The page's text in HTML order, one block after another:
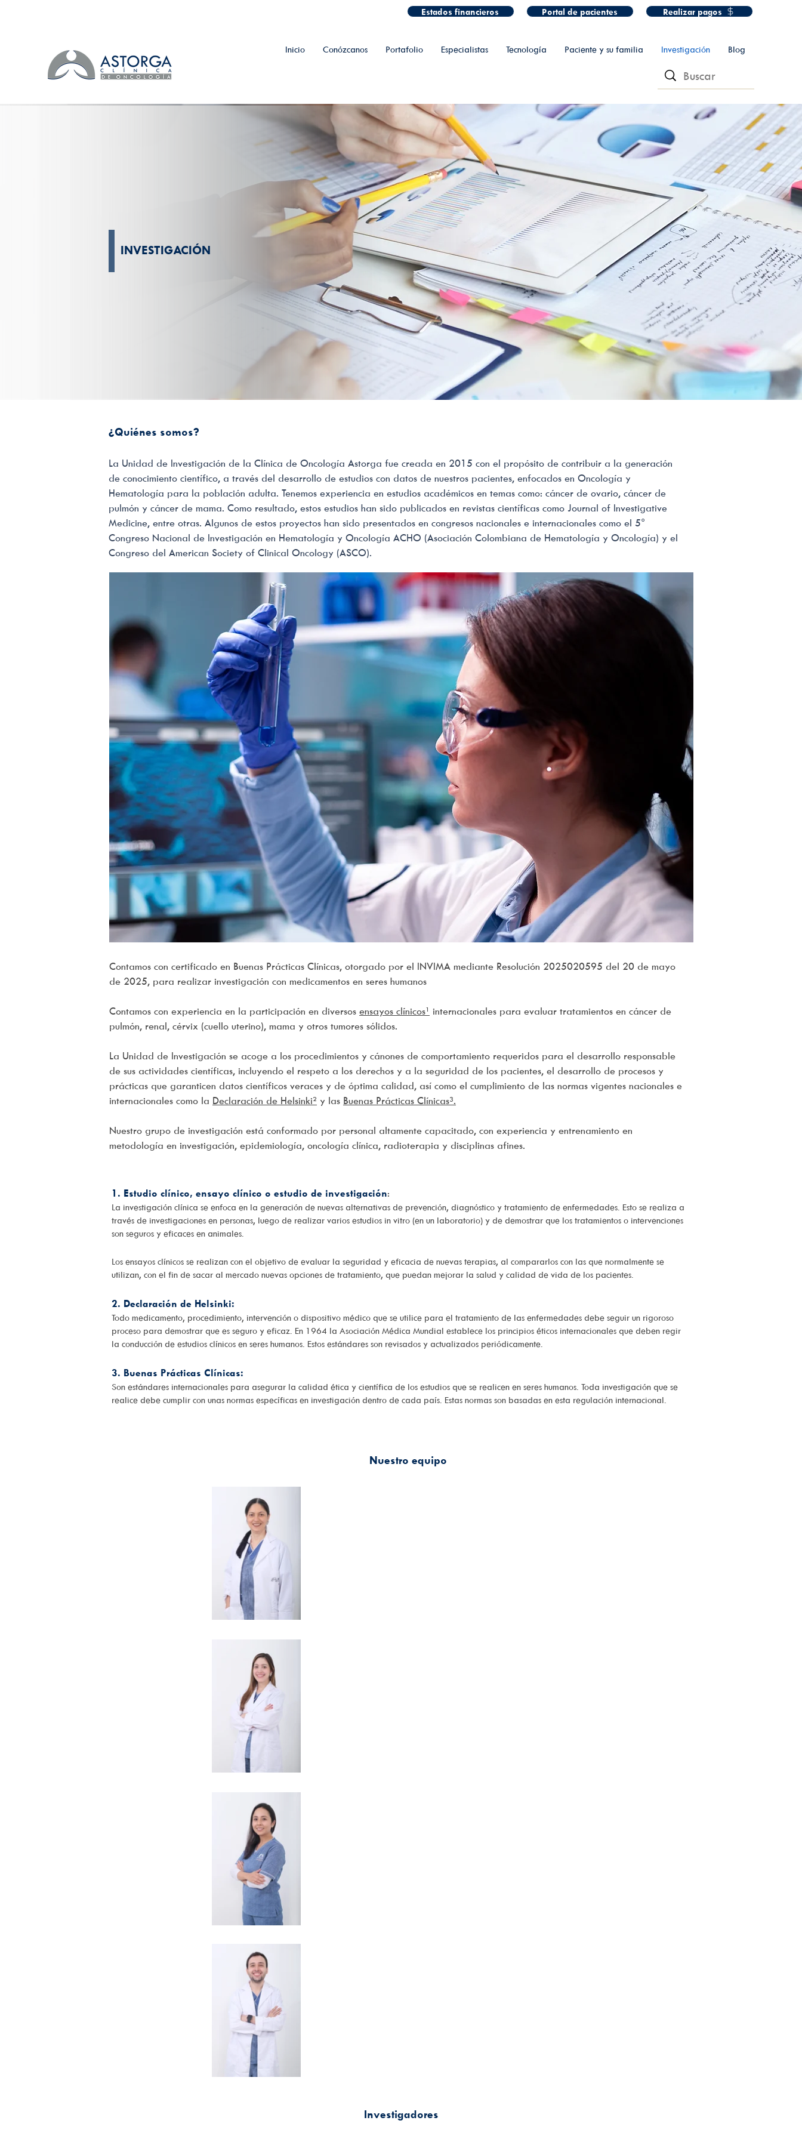
Estados financieros Portal de pacientes Realizar pagos
Inicio Conózcanos Portafolio Especialistas Tecnología Paciente y su familia Investigación Blog
INVESTIGACIÓN
¿Quiénes somos?
La Unidad de Investigación de la Clínica de Oncología Astorga fue creada en 2015 con el propósito de contribuir a la generación
de conocimiento científico, a través del desarrollo de estudios con datos de nuestros pacientes, enfocados en Oncología y
Hematología para la población adulta. Tenemos experiencia en estudios académicos en temas como: cáncer de ovario, cáncer de
pulmón y cáncer de mama. Como resultado, estos estudios han sido publicados en revistas científicas como Journal of Investigative
Medicine, entre otras. Algunos de estos proyectos han sido presentados en congresos nacionales e internacionales como el 5°
Congreso Nacional de Investigación en Hematología y Oncología ACHO (Asociación Colombiana de Hematología y Oncología) y el
Congreso del American Society of Clinical Oncology (ASCO).
Contamos con certificado en Buenas Prácticas Clínicas, otorgado por el INVIMA mediante Resolución 2025020595 del 20 de mayo
de 2025, para realizar investigación con medicamentos en seres humanos
Contamos con experiencia en la participación en diversos ensayos clínicos¹ internacionales para evaluar tratamientos en cáncer de
pulmón, renal, cérvix (cuello uterino), mama y otros tumores sólidos.
La Unidad de Investigación se acoge a los procedimientos y cánones de comportamiento requeridos para el desarrollo responsable
de sus actividades científicas, incluyendo el respeto a los derechos y a la seguridad de los pacientes, el desarrollo de procesos y
prácticas que garanticen datos científicos veraces y de óptima calidad, así como el cumplimiento de las normas vigentes nacionales e
internacionales como la Declaración de Helsinki² y las Buenas Prácticas Clínicas³.
Nuestro grupo de investigación está conformado por personal altamente capacitado, con experiencia y entrenamiento en
metodología en investigación, epidemiología, oncología clínica, radioterapia y disciplinas afines.
1. Estudio clínico, ensayo clínico o estudio de investigación:
La investigación clínica se enfoca en la generación de nuevas alternativas de prevención, diagnóstico y tratamiento de enfermedades. Esto se realiza a
través de investigaciones en personas, luego de realizar varios estudios in vitro (en un laboratorio) y de demostrar que los tratamientos o intervenciones
son seguros y eficaces en animales.
Los ensayos clínicos se realizan con el objetivo de evaluar la seguridad y eficacia de nuevas terapias, al compararlos con las que normalmente se
utilizan, con el fin de sacar al mercado nuevas opciones de tratamiento, que puedan mejorar la salud y calidad de vida de los pacientes.
2. Declaración de Helsinki:
Todo medicamento, procedimiento, intervención o dispositivo médico que se utilice para el tratamiento de las enfermedades debe seguir un rigoroso
proceso para demostrar que es seguro y eficaz. En 1964 la Asociación Médica Mundial establece los principios éticos internacionales que deben regir
la conducción de estudios clínicos en seres humanos. Estos estándares son revisados y actualizados periódicamente.
3. Buenas Prácticas Clínicas:
Son estándares internacionales para asegurar la calidad ética y científica de los estudios que se realicen en seres humanos. Toda investigación que se
realice debe cumplir con unas normas específicas en investigación dentro de cada país. Estas normas son basadas en esta regulación internacional.
Nuestro equipo
Investigadores